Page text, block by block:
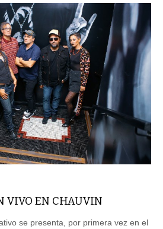
VIVO EN CHAUVIN
se presenta, por primera vez en el